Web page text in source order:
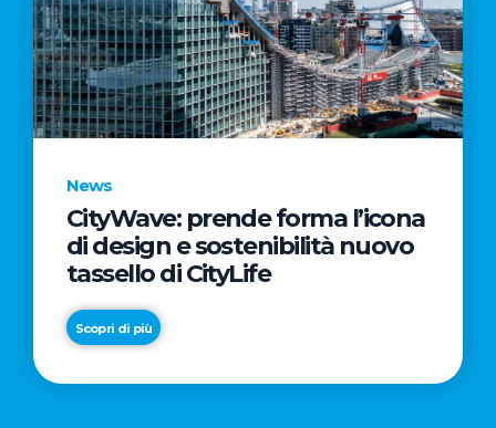
News
CityWave: prende forma l’icona
di design e sostenibilità nuovo
tassello di CityLife
Scopri di più
News
“Passione